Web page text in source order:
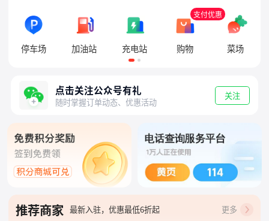
停车场 加油站 充电站
支付优惠
购物 菜场
点击关注公众号有礼
随时掌握订单动态、优惠活动
关注
推荐商家 最新入驻，优惠最低6折起
更多